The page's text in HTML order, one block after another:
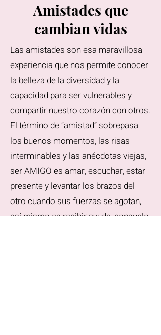
Amistades que
cambian vidas
Las amistades son esa maravillosa
experiencia que nos permite conocer
la belleza de la diversidad y la
capacidad para ser vulnerables y
compartir nuestro corazón con otros.
El término de “amistad” sobrepasa
los buenos momentos, las risas
interminables y las anécdotas viejas,
ser AMIGO es amar, escuchar, estar
presente y levantar los brazos del
otro cuando sus fuerzas se agotan,
así mismo es recibir ayuda, consuelo